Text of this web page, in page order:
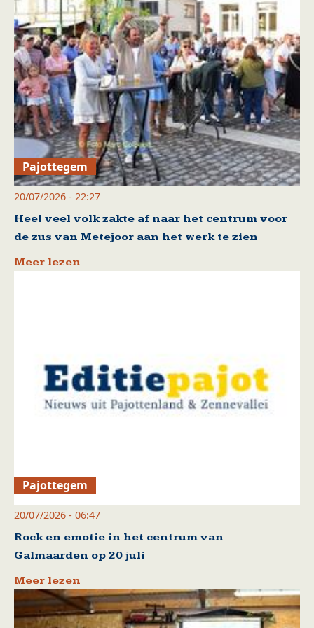
Pajottegem
20/07/2026 - 22:27
Heel veel volk zakte af naar het centrum voor
de zus van Metejoor aan het werk te zien
Meer lezen
Pajottegem
20/07/2026 - 06:47
Rock en emotie in het centrum van
Galmaarden op 20 juli
Meer lezen